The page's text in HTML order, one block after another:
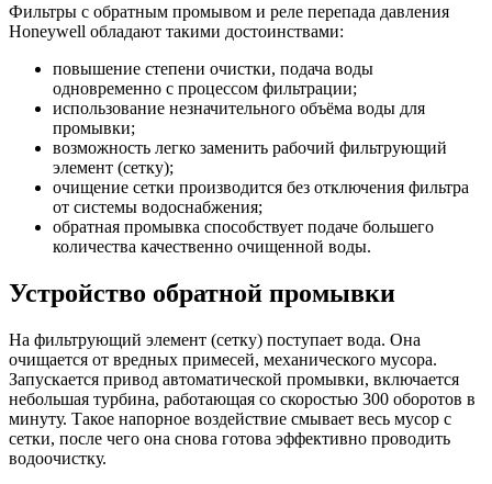
Фильтры с обратным промывом и реле перепада давления
Honeywell обладают такими достоинствами:
повышение степени очистки, подача воды
одновременно с процессом фильтрации;
использование незначительного объёма воды для
промывки;
возможность легко заменить рабочий фильтрующий
элемент (сетку);
очищение сетки производится без отключения фильтра
от системы водоснабжения;
обратная промывка способствует подаче большего
количества качественно очищенной воды.
Устройство обратной промывки
На фильтрующий элемент (сетку) поступает вода. Она
очищается от вредных примесей, механического мусора.
Запускается привод автоматической промывки, включается
небольшая турбина, работающая со скоростью 300 оборотов в
минуту. Такое напорное воздействие смывает весь мусор с
сетки, после чего она снова готова эффективно проводить
водоочистку.